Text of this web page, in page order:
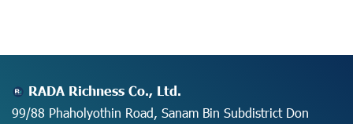
RADA Richness Co., Ltd.
99/88 Phaholyothin Road, Sanam Bin Subdistrict Don